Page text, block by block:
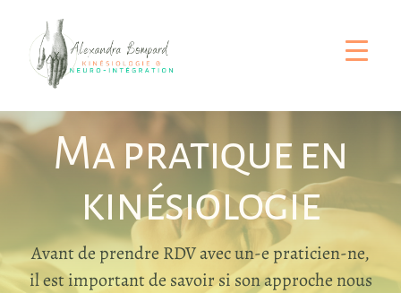
contenu
Ma pratique en
kinésiologie
Avant de prendre RDV avec un-e praticien-ne,
il est important de savoir si son approche nous